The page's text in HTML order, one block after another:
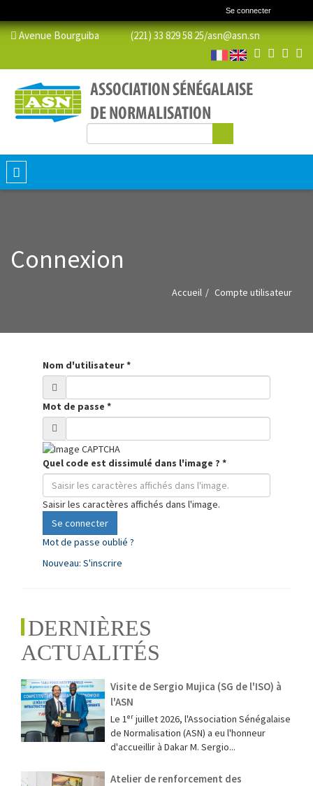
Se connecter
Avenue Bourguiba (221) 33 829 58 25/asn@asn.sn
Formulaire de recherche
Toggle
navigation
Connexion
Accueil Compte utilisateur
Nom d'utilisateur*
Mot de passe *
Quel code est dissimulé dans l'image ? *
Saisir les caractères affichés dans l'image.
Se connecter
Mot de passe oublié ?
Nouveau: S'inscrire
DERNIÈRES
ACTUALITÉS
Visite de Sergio Mujica (SG de l'ISO) à
l'ASN
Le 1ᵉʳ juillet 2026, l'Association Sénégalaise
de Normalisation (ASN) a eu l'honneur
d'accueillir à Dakar M. Sergio...
Atelier de renforcement des